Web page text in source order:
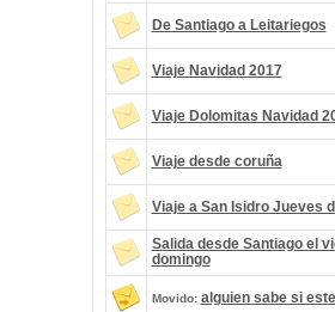
De Santiago a Leitariegos
Viaje Navidad 2017
Viaje Dolomitas Navidad
Viaje desde coruña
Viaje a San Isidro Jueves
Salida desde Santiago el
domingo
Movido: alguien sabe si